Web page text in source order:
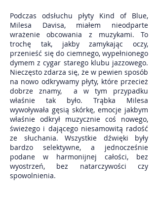
Podczas odsłuchu płyty Kind of Blue,
Milesa Davisa, miałem nieodparte
wrażenie obcowania z muzykami. To
trochę tak, jakby zamykając oczy,
przenieść się do ciemnego, wypełnionego
dymem z cygar starego klubu jazzowego.
Nieczęsto zdarza się, że w pewien sposób
na nowo odkrywamy płyty, które przecież
dobrze znamy, a w tym przypadku
właśnie tak było. Trąbka Milesa
wywoływała gęsią skórkę, emocje jakbym
właśnie odkrył muzycznie coś nowego,
świeżego i dającego niesamowitą radość
ze słuchania. Wszystkie dźwięki były
bardzo selektywne, a jednocześnie
podane w harmonijnej całości, bez
wyostrzeń, bez natarczywości czy
spowolnienia.